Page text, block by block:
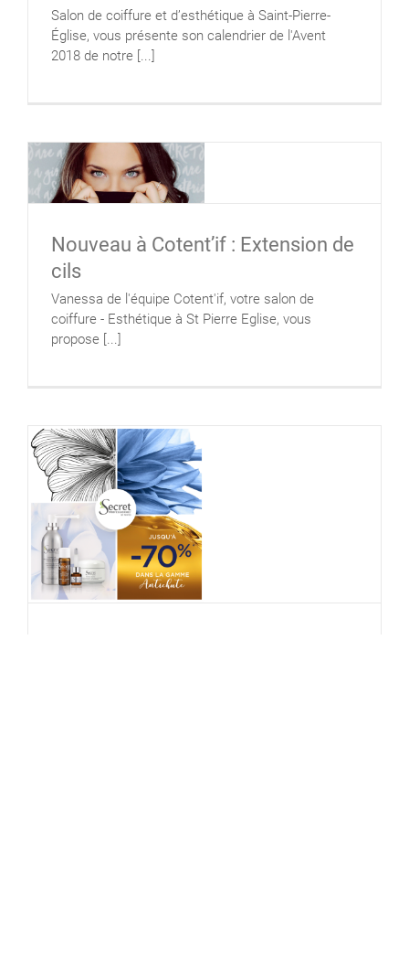
Salon de coiffure et d’esthétique à Saint-Pierre-
Église, vous présente son calendrier de l'Avent
2018 de notre [...]
Nouveau à Cotent’if : Extension de
cils
Vanessa de l'équipe Cotent'if, votre salon de
coiffure - Esthétique à St Pierre Eglise, vous
propose [...]